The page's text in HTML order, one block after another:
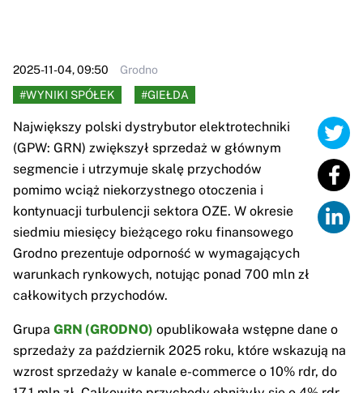
2025-11-04, 09:50
Grodno
#WYNIKI SPÓŁEK
#GIEŁDA
Największy polski dystrybutor elektrotechniki
(GPW: GRN) zwiększył sprzedaż w głównym
segmencie i utrzymuje skalę przychodów
pomimo wciąż niekorzystnego otoczenia i
kontynuacji turbulencji sektora OZE. W okresie
siedmiu miesięcy bieżącego roku finansowego
Grodno prezentuje odporność w wymagających
warunkach rynkowych, notując ponad 700 mln zł
całkowitych przychodów.
Grupa GRN (GRODNO) opublikowała wstępne dane o
sprzedaży za październik 2025 roku, które wskazują na
wzrost sprzedaży w kanale e-commerce o 10% rdr, do